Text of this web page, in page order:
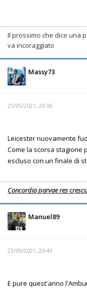
Il prossimo che dice una
va incoraggiato
Massy73
23/05/2021, 20:06
Leicester nuovamente
Come la scorsa stagione
escluso con un finale di
Concordia parvae res
Manuel89
23/05/2021, 20:43
E pure quest'anno